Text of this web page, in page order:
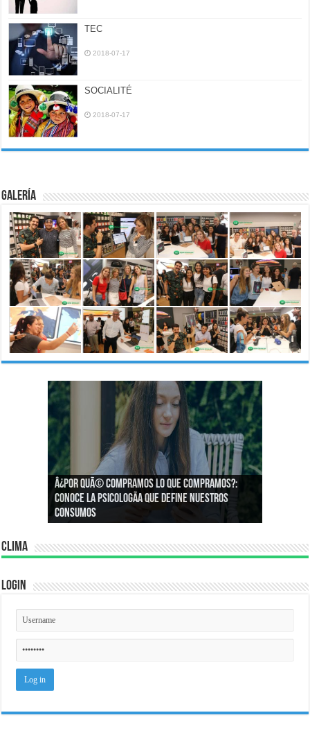
TEC
2018-07-17
SOCIALITÉ
2018-07-17
Galería
Â¿CÃ³mo podemos asegurar un espacio de
igualdad en el trabajo?
Â¿Por quÃ© compramos lo que compramos?:
Conoce la psicologÃ­a que define nuestros
consumos
Clima
Login